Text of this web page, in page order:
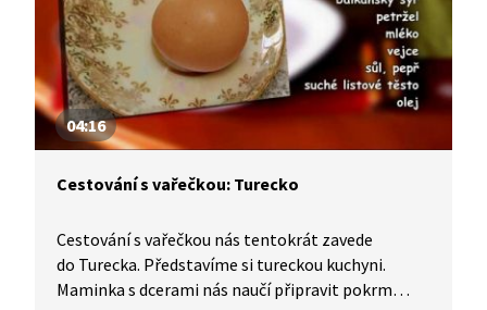
04:16
Cestování s vařečkou: Turecko
Cestování s vařečkou nás tentokrát zavede
do Turecka. Představíme si tureckou kuchyni.
Maminka s dcerami nás naučí připravit pokrm